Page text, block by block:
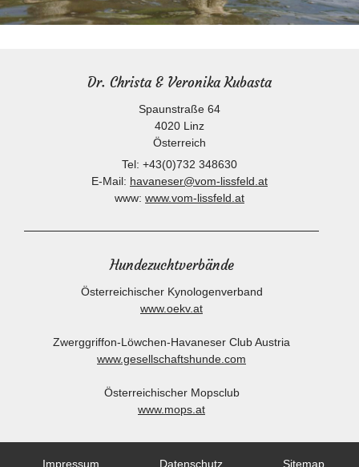
Hundezuchtverbände
Österreichischer Kynologenverband
www.oekv.at
Zwerggriffon-Löwchen-Havaneser Club Austria
www.gesellschaftshunde.com
Österreichischer Mopsclub
www.mops.at
Dr. Christa & Veronika Kubasta
Spaunstraße 64
4020 Linz
Österreich
Tel: +43(0)732 348630
E-Mail: havaneser@vom-lissfeld.at
www: www.vom-lissfeld.at
Impressum Datenschutz Sitemap